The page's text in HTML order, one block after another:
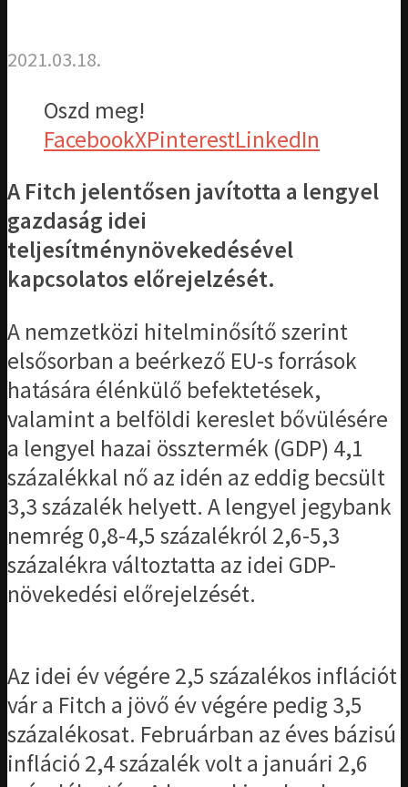
2021.03.18.
Oszd meg!
FacebookXPinterestLinkedIn
A Fitch jelentősen javította a lengyel
gazdaság idei
teljesítménynövekedésével
kapcsolatos előrejelzését.
A nemzetközi hitelminősítő szerint
elsősorban a beérkező EU-s források
hatására élénkülő befektetések,
valamint a belföldi kereslet bővülésére
a lengyel hazai össztermék (GDP) 4,1
százalékkal nő az idén az eddig becsült
3,3 százalék helyett. A lengyel jegybank
nemrég 0,8-4,5 százalékról 2,6-5,3
százalékra változtatta az idei GDP-
növekedési előrejelzését.
Az idei év végére 2,5 százalékos inflációt
vár a Fitch a jövő év végére pedig 3,5
százalékosat. Februárban az éves bázisú
infláció 2,4 százalék volt a januári 2,6